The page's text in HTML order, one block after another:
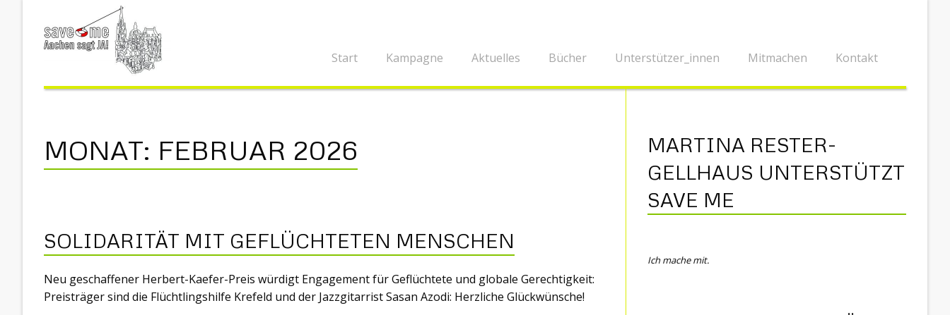
Start Kampagne Aktuelles Bücher Unterstützer_innen Mitmachen Kontakt
MONAT: FEBRUAR 2026
SOLIDARITÄT MIT GEFLÜCHTETEN MENSCHEN
Neu geschaffener Herbert-Kaefer-Preis würdigt Engagement für Geflüchtete und globale Gerechtigkeit:
Preisträger sind die Flüchtlingshilfe Krefeld und der Jazzgitarrist Sasan Azodi: Herzliche Glückwünsche!
MARTINA RESTER-
GELLHAUS UNTERSTÜTZT
SAVE ME
Ich mache mit.